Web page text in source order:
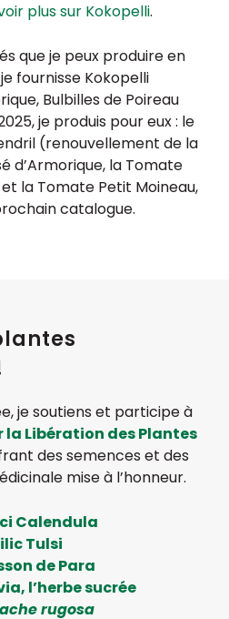
plus sur Kokopelli.
que je peux produire en
fournisse Kokopelli
Bulbilles de Poireau
je produis pour eux : le
(renouvellement de la
d’Armorique, la Tomate
la Tomate Petit Moineau,
catalogue.
je soutiens et participe à
la Libération des Plantes
des semences et des
mise à l’honneur.
Calendula
Tulsi
de Para
l’herbe sucrée
rugosa